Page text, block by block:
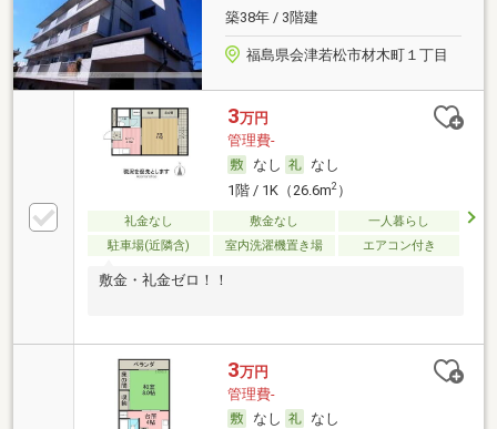
築38年 / 3階建
福島県会津若松市材木町１丁目
3万円
管理費-
なし
なし
1階 / 1K（26.6m2）
礼金なし 敷金なし
一人暮らし
駐車場(近隣含)
室内洗濯機置き場 エアコン付き
敷金・礼金ゼロ！！
3万円
管理費-
なし
なし